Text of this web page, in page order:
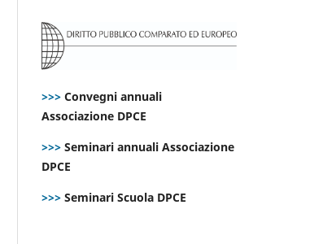
>>> Convegni annuali
Associazione DPCE
>>> Seminari annuali Associazione
DPCE
>>> Seminari Scuola DPCE